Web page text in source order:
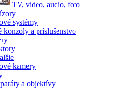
TV, video, audio, foto
systémy
konzoly a príslušenstvo
kamery
a objektívy